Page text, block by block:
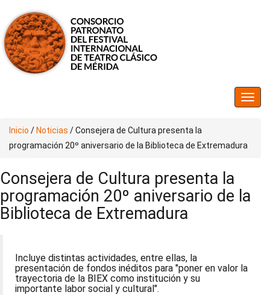
Inicio / Noticias /Consejera de Cultura presenta la
programación 20º aniversario de la Biblioteca de Extremadura
Consejera de Cultura presenta la
programación 20º aniversario de la
Biblioteca de Extremadura
Incluye distintas actividades, entre ellas, la
presentación de fondos inéditos para "poner en valor la
trayectoria de la BIEX como institución y su
importante labor social y cultural".